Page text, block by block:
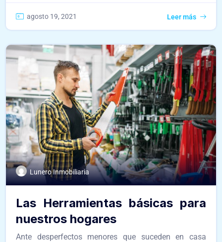
agosto 19, 2021 Leer más
Lunero Inmobiliaria
Las Herramientas básicas para
nuestros hogares
Ante desperfectos menores que suceden en casa